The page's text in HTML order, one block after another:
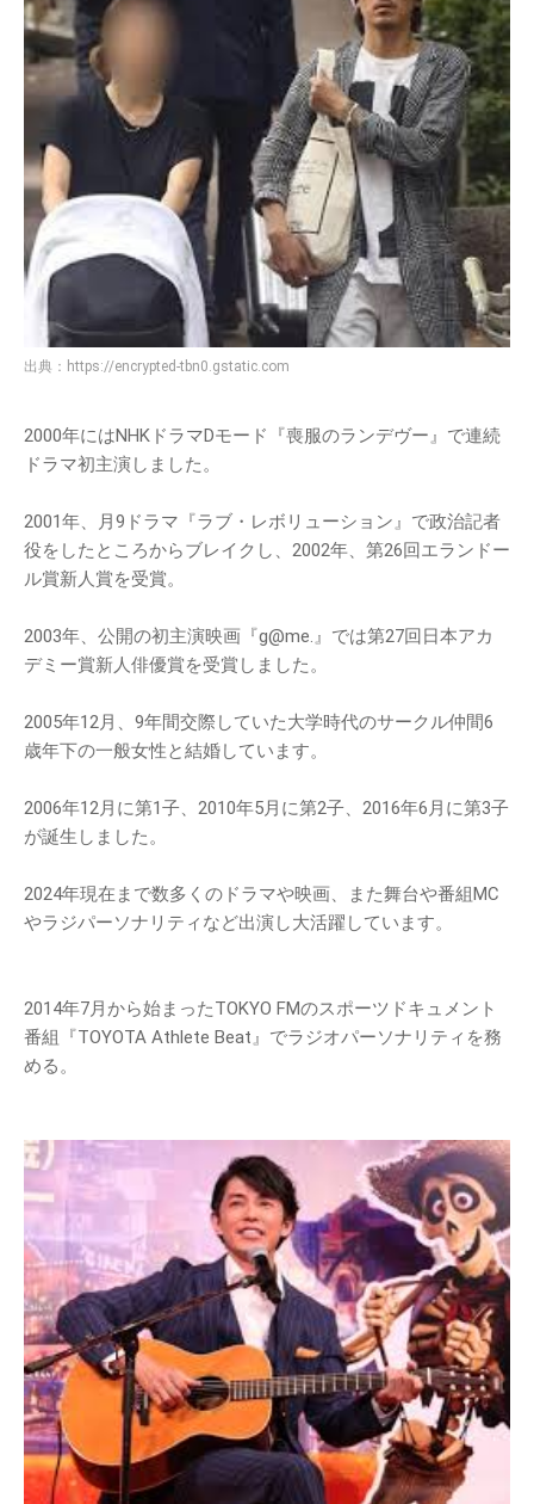
出典： https://encrypted-tbn0.gstatic.com
2000年にはNHKドラマDモード『喪服のランデヴー』で連続
ドラマ初主演しました。
2001年、月9ドラマ『ラブ・レボリューション』で政治記者
役をしたところからブレイクし、2002年、第26回エランドー
ル賞新人賞を受賞。
2003年、公開の初主演映画『g@me.』では第27回日本アカ
デミー賞新人俳優賞を受賞しました。
2005年12月、9年間交際していた大学時代のサークル仲間6
歳年下の一般女性と結婚しています。
2006年12月に第1子、2010年5月に第2子、2016年6月に第3子
が誕生しました。
2024年現在まで数多くのドラマや映画、また舞台や番組MC
やラジパーソナリティなど出演し大活躍しています。
2014年7月から始まったTOKYO FMのスポーツドキュメント
番組『TOYOTA Athlete Beat』でラジオパーソナリティを務
める。